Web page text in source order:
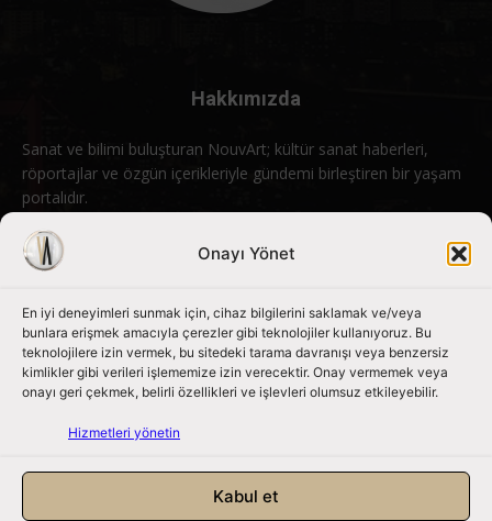
Onayı Yönet
En iyi deneyimleri sunmak için, cihaz bilgilerini saklamak ve/veya
bunlara erişmek amacıyla çerezler gibi teknolojiler kullanıyoruz. Bu
teknolojilere izin vermek, bu sitedeki tarama davranışı veya benzersiz
kimlikler gibi verileri işlememize izin verecektir. Onay vermemek veya
onayı geri çekmek, belirli özellikleri ve işlevleri olumsuz etkileyebilir.
Hizmetleri yönetin
Kabul et
Hakkımızda
Sanat ve bilimi buluşturan NouvArt; kültür sanat haberleri,
röportajlar ve özgün içerikleriyle gündemi birleştiren bir yaşam
portalıdır.
Bizimle iletişime geçin: info@nouvart.net
Bizi Takip Edin